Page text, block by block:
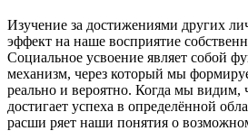
Изучение за достижениями других
эффект на наше восприятие
Социальное усвоение являет собой
механизм, через который мы
реально и вероятно. Когда мы видим,
достигает успеха в определённой
расши ряет наши понятия о